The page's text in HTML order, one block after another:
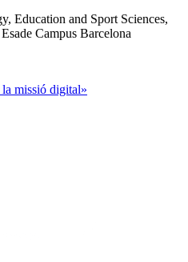
Education and Sport Sciences,
Campus Barcelona
missió digital»